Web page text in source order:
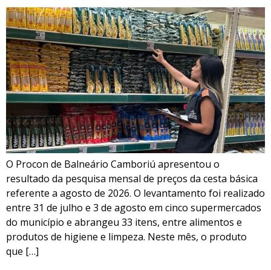
O Procon de Balneário Camboriú apresentou o
resultado da pesquisa mensal de preços da cesta básica
referente a agosto de 2026. O levantamento foi realizado
entre 31 de julho e 3 de agosto em cinco supermercados
do município e abrangeu 33 itens, entre alimentos e
produtos de higiene e limpeza. Neste mês, o produto
que […]